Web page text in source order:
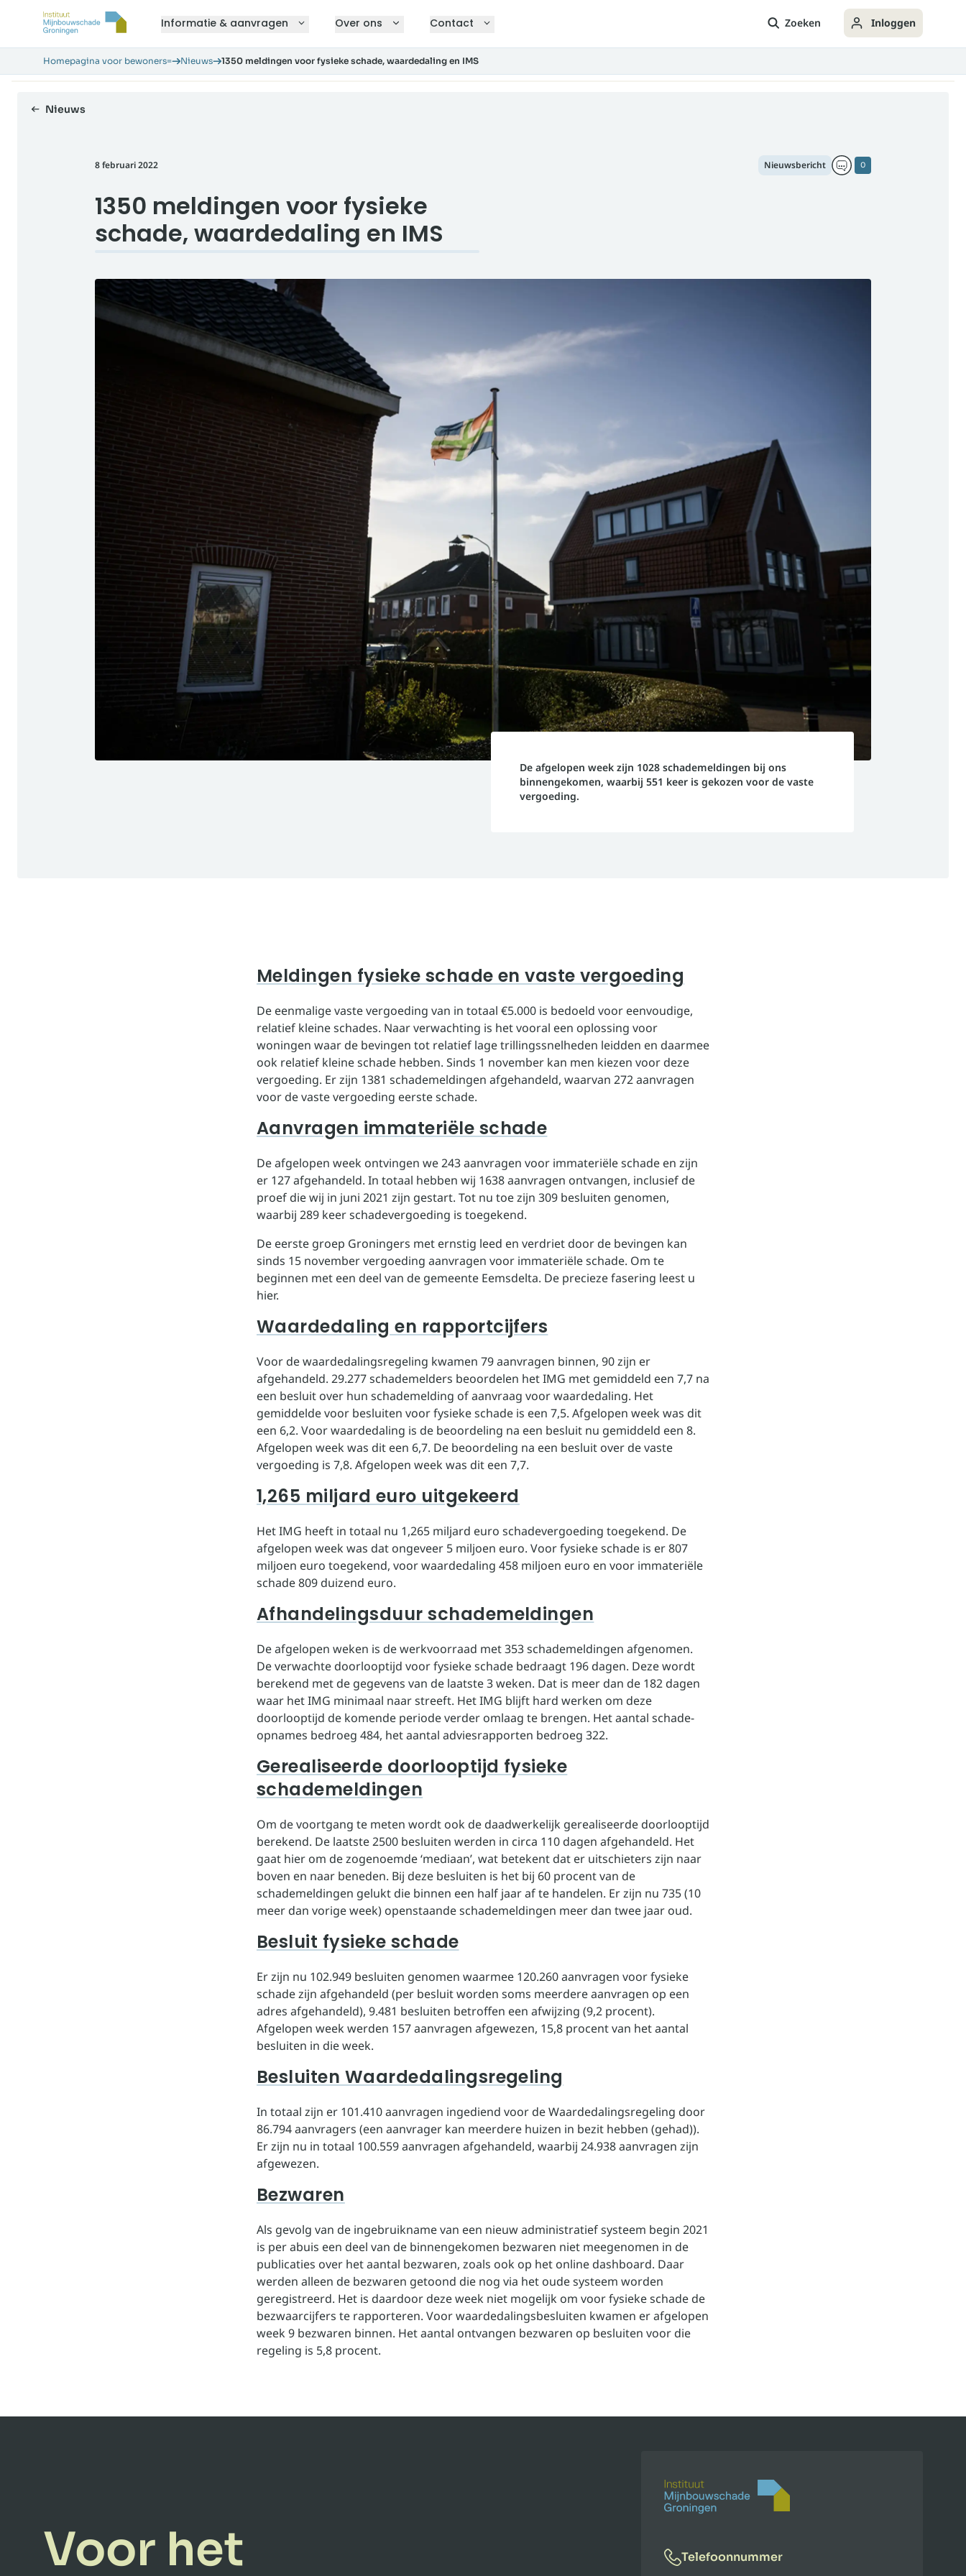
Informatie & aanvragen Over ons Contact Zoeken Inloggen
Homepagina voor bewoners= Nieuws 1350 meldingen voor fysieke schade, waardedaling en IMS
Nieuws
8 februari 2022
1350 meldingen voor fysieke
schade, waardedaling en IMS
0
Nieuwsbericht
De afgelopen week zijn 1028 schademeldingen bij ons
binnengekomen, waarbij 551 keer is gekozen voor de vaste
vergoeding.
Meldingen fysieke schade en vaste vergoeding
De eenmalige vaste vergoeding van in totaal €5.000 is bedoeld voor eenvoudige,
relatief kleine schades. Naar verwachting is het vooral een oplossing voor
woningen waar de bevingen tot relatief lage trillingssnelheden leidden en daarmee
ook relatief kleine schade hebben. Sinds 1 november kan men kiezen voor deze
vergoeding. Er zijn 1381 schademeldingen afgehandeld, waarvan 272 aanvragen
voor de vaste vergoeding eerste schade.
Aanvragen immateriële schade
De afgelopen week ontvingen we 243 aanvragen voor immateriële schade en zijn
er 127 afgehandeld. In totaal hebben wij 1638 aanvragen ontvangen, inclusief de
proef die wij in juni 2021 zijn gestart. Tot nu toe zijn 309 besluiten genomen,
waarbij 289 keer schadevergoeding is toegekend.
De eerste groep Groningers met ernstig leed en verdriet door de bevingen kan
sinds 15 november vergoeding aanvragen voor immateriële schade. Om te
beginnen met een deel van de gemeente Eemsdelta. De precieze fasering leest u
hier.
Waardedaling en rapportcijfers
Voor de waardedalingsregeling kwamen 79 aanvragen binnen, 90 zijn er
afgehandeld. 29.277 schademelders beoordelen het IMG met gemiddeld een 7,7 na
een besluit over hun schademelding of aanvraag voor waardedaling. Het
gemiddelde voor besluiten voor fysieke schade is een 7,5. Afgelopen week was dit
een 6,2. Voor waardedaling is de beoordeling na een besluit nu gemiddeld een 8.
Afgelopen week was dit een 6,7. De beoordeling na een besluit over de vaste
vergoeding is 7,8. Afgelopen week was dit een 7,7.
1,265 miljard euro uitgekeerd
Het IMG heeft in totaal nu 1,265 miljard euro schadevergoeding toegekend. De
afgelopen week was dat ongeveer 5 miljoen euro. Voor fysieke schade is er 807
miljoen euro toegekend, voor waardedaling 458 miljoen euro en voor immateriële
schade 809 duizend euro.
Afhandelingsduur schademeldingen
De afgelopen weken is de werkvoorraad met 353 schademeldingen afgenomen.
De verwachte doorlooptijd voor fysieke schade bedraagt 196 dagen. Deze wordt
berekend met de gegevens van de laatste 3 weken. Dat is meer dan de 182 dagen
waar het IMG minimaal naar streeft. Het IMG blijft hard werken om deze
doorlooptijd de komende periode verder omlaag te brengen. Het aantal schade-
opnames bedroeg 484, het aantal adviesrapporten bedroeg 322.
Gerealiseerde doorlooptijd fysieke
schademeldingen
Om de voortgang te meten wordt ook de daadwerkelijk gerealiseerde doorlooptijd
berekend. De laatste 2500 besluiten werden in circa 110 dagen afgehandeld. Het
gaat hier om de zogenoemde ‘mediaan’, wat betekent dat er uitschieters zijn naar
boven en naar beneden. Bij deze besluiten is het bij 60 procent van de
schademeldingen gelukt die binnen een half jaar af te handelen. Er zijn nu 735 (10
meer dan vorige week) openstaande schademeldingen meer dan twee jaar oud.
Besluit fysieke schade
Er zijn nu 102.949 besluiten genomen waarmee 120.260 aanvragen voor fysieke
schade zijn afgehandeld (per besluit worden soms meerdere aanvragen op een
adres afgehandeld), 9.481 besluiten betroffen een afwijzing (9,2 procent).
Afgelopen week werden 157 aanvragen afgewezen, 15,8 procent van het aantal
besluiten in die week.
Besluiten Waardedalingsregeling
In totaal zijn er 101.410 aanvragen ingediend voor de Waardedalingsregeling door
86.794 aanvragers (een aanvrager kan meerdere huizen in bezit hebben (gehad)).
Er zijn nu in totaal 100.559 aanvragen afgehandeld, waarbij 24.938 aanvragen zijn
afgewezen.
Bezwaren
Als gevolg van de ingebruikname van een nieuw administratief systeem begin 2021
is per abuis een deel van de binnengekomen bezwaren niet meegenomen in de
publicaties over het aantal bezwaren, zoals ook op het online dashboard. Daar
werden alleen de bezwaren getoond die nog via het oude systeem worden
geregistreerd. Het is daardoor deze week niet mogelijk om voor fysieke schade de
bezwaarcijfers te rapporteren. Voor waardedalingsbesluiten kwamen er afgelopen
week 9 bezwaren binnen. Het aantal ontvangen bezwaren op besluiten voor die
regeling is 5,8 procent.
Voor het
Telefoonnummer